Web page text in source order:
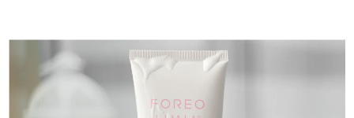
LUNA™ 4 Men
For men, anti-aging massage
BEAR™ 2 eyes & lips
Microcurrent line smoothing device
UFO™ 3 LED
Near-infrared and red light therapy
issa™ 4 plus
Smart hybrid silicone sonic toothbrush
抗老 LED 護理
NEW
加拿大 預計送達日期
智利